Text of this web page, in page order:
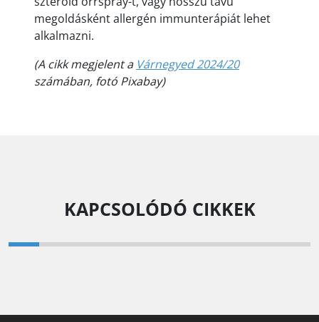
megoldásként allergén immunterápiát lehet
alkalmazni.
(A cikk megjelent a Várnegyed 2024/20
számában, fotó Pixabay)
KAPCSOLÓDÓ CIKKEK